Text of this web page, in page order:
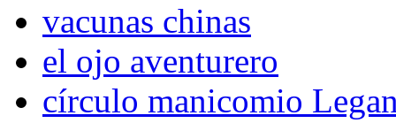
vacunas chinas
el ojo aventurero
círculo manicomio